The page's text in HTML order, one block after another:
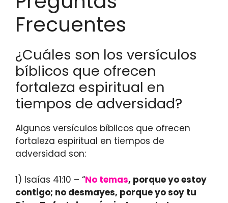
Frecuentes
¿Cuáles son los versículos
bíblicos que ofrecen
fortaleza espiritual en
tiempos de adversidad?
Algunos versículos bíblicos que ofrecen
fortaleza espiritual en tiempos de
adversidad son:
1) Isaías 41:10 – “No temas, porque yo estoy
contigo; no desmayes, porque yo soy tu